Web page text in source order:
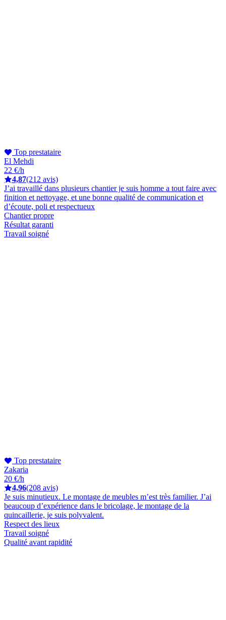
Top prestataire
El Mehdi
22 €/h
4,87(212 avis)
J’ai travaillé dans plusieurs chantier je suis homme a tout faire avec
finition et nettoyage, et une bonne qualité de communication et
d’écoute, poli et respectueux
Chantier propre
Résultat garanti
Travail soigné
Top prestataire
Zakaria
20 €/h
4,96(208 avis)
Je suis minutieux. Le montage de meubles m’est très familier. J’ai
beaucoup d’expérience dans le bricolage, le montage de la
quincaillerie, je suis polyvalent.
Respect des lieux
Travail soigné
Qualité avant rapidité